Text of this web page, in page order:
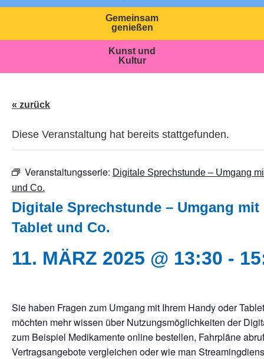
Gemeinsam
genießen
Kunst und
Kultur
« zurück
Diese Veranstaltung hat bereits stattgefunden.
Veranstaltungsserie: Digitale Sprechstunde – Umgang
und Co.
Digitale Sprechstunde – Umgang mit
Tablet und Co.
11. MÄRZ 2025 @ 13:30 -
Sie haben Fragen zum Umgang mit Ihrem Handy oder
möchten mehr wissen über Nutzungsmöglichkeiten der
zum Beispiel Medikamente online bestellen, Fahrpläne
Vertragsangebote vergleichen oder wie man